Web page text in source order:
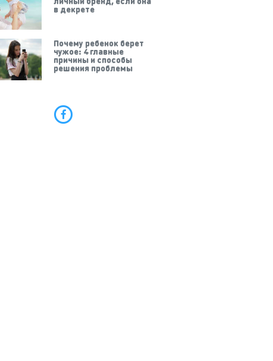
в декрете
Почему ребенок берет
чужое: 4 главные
причины и способы
решения проблемы